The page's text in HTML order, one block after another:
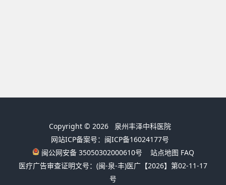
Copyright © 2026 泉州丰泽中科医院
网站ICP备案号：闽ICP备16024177号
闽公网安备 35050302000610号
站点地图 FAQ
医疗广告审查证明文号：(闽-泉-丰)医广【2026】第02-11-17
号